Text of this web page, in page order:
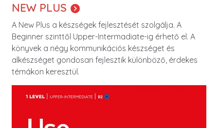
NEW PLUS
A New Plus a készségek fejlesztését szolgálja. A
Beginner szinttől Upper-Intermadiate-ig érhető el. A
könyvek a négy kommunikációs készséget és
alkészséget gondosan fejlesztik különböző, érdekes
témákon keresztül.